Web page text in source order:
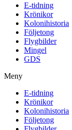
E-tidning
Krönikor
Kolonihistoria
Följetong
Flygbilder
Mingel
GDS
Meny
E-tidning
Krönikor
Kolonihistoria
Följetong